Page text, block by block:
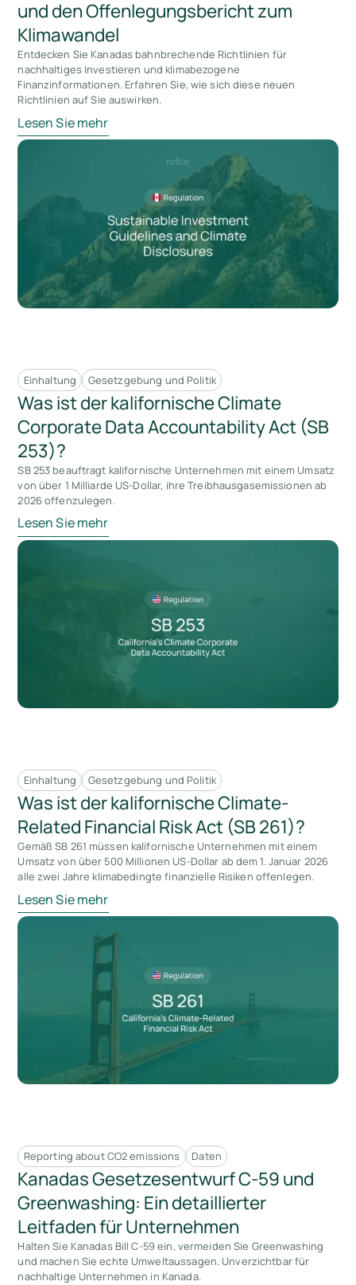
und den Offenlegungsbericht zum
Klimawandel
Entdecken Sie Kanadas bahnbrechende Richtlinien für
nachhaltiges Investieren und klimabezogene
Finanzinformationen. Erfahren Sie, wie sich diese neuen
Richtlinien auf Sie auswirken.
Lesen Sie mehr
Einhaltung Gesetzgebung und Politik
Was ist der kalifornische Climate
Corporate Data Accountability Act (SB
253)?
SB 253 beauftragt kalifornische Unternehmen mit einem Umsatz
von über 1 Milliarde US-Dollar, ihre Treibhausgasemissionen ab
2026 offenzulegen.
Lesen Sie mehr
Einhaltung Gesetzgebung und Politik
Was ist der kalifornische Climate-
Related Financial Risk Act (SB 261)?
Gemäß SB 261 müssen kalifornische Unternehmen mit einem
Umsatz von über 500 Millionen US-Dollar ab dem 1. Januar 2026
alle zwei Jahre klimabedingte finanzielle Risiken offenlegen.
Lesen Sie mehr
Reporting about CO2 emissions Daten
Kanadas Gesetzesentwurf C-59 und
Greenwashing: Ein detaillierter
Leitfaden für Unternehmen
Halten Sie Kanadas Bill C-59 ein, vermeiden Sie Greenwashing
und machen Sie echte Umweltaussagen. Unverzichtbar für
nachhaltige Unternehmen in Kanada.